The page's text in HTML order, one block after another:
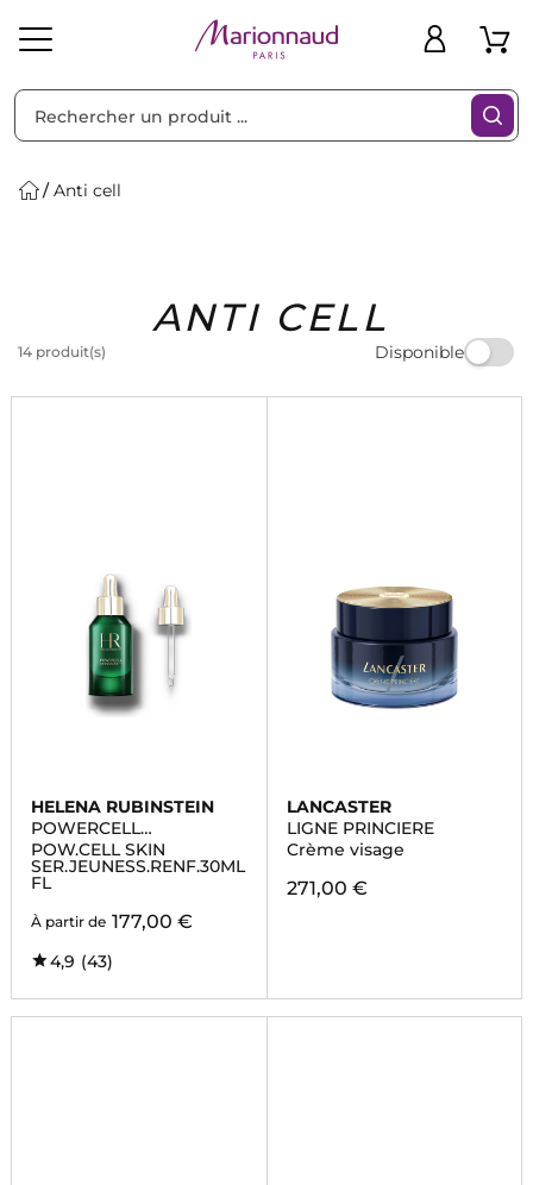
Homme Marques Idées
Cadeaux
Anti cell
ANTI CELL
14 produit(s) Disponible
Filtres
HELENA RUBINSTEIN
POWERCELL
SKINMUNITY
POW.CELL SKIN
SER.JEUNESS.RENF.30ML
FL
À partir de 177,00 €
4,9 (43)
LANCASTER
LIGNE PRINCIERE
Crème visage
271,00 €